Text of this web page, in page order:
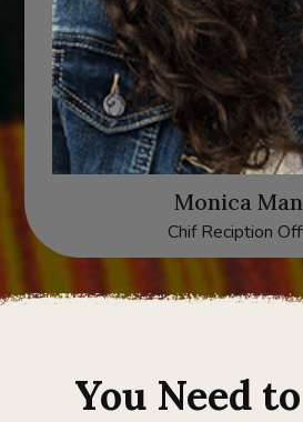
Monica
Chif Reciption
You Need